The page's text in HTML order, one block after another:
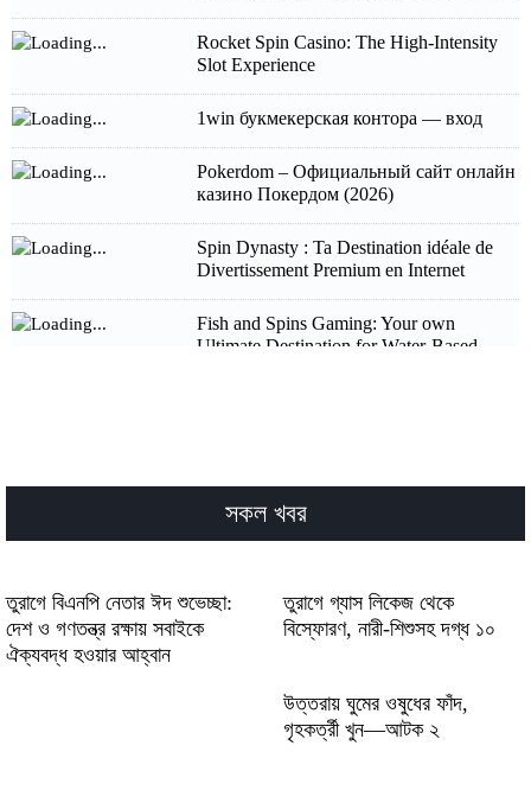
Rocket Spin Casino: The High‑Intensity
Slot Experience
1win букмекерская контора — вход
Pokerdom – Официальный сайт онлайн
казино Покердом (2026)
Spin Dynasty : Ta Destination idéale de
Divertissement Premium en Internet
Fish and Spins Gaming: Your own
Ultimate Destination for Water-Based
High‑Intensity Slots for Fast‑Paced Players
von win beatz für ambitionierte
Klanggestalter weiter
road skapar adrenalin för våghalsiga förare
সকল খবর
তুরাগে বিএনপি নেতার ঈদ শুভেচ্ছা:
দেশ ও গণতন্ত্র রক্ষায় সবাইকে
ঐক্যবদ্ধ হওয়ার আহ্বান
তুরাগে গ্যাস লিকেজ থেকে
বিস্ফোরণ, নারী-শিশুসহ দগ্ধ ১০
উত্তরায় ঘুমের ওষুধের ফাঁদ,
গৃহকর্ত্রী খুন—আটক ২